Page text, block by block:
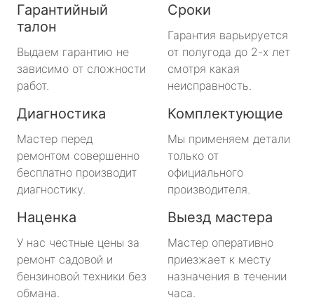
Гарантийный
талон
Выдаем гарантию не
зависимо от сложности
работ.
Сроки
Гарантия варьируется
от полугода до 2-х лет
смотря какая
неисправность.
Диагностика
Мастер перед
ремонтом совершенно
бесплатно производит
диагностику.
Комплектующие
Мы применяем детали
только от
официального
производителя.
Наценка
У нас честные цены за
ремонт садовой и
бензиновой техники без
обмана.
Выезд мастера
Мастер оперативно
приезжает к месту
назначения в течении
часа.